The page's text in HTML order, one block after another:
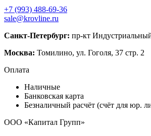
+7 (993) 488-69-36
sale@krovline.ru
Санкт-Петербург: пр-кт
Москва: Томилино, ул. Гоголя, 37 стр. 2
Оплата
Наличные
Банковская карта
Безналичный расчёт (счёт для юр.
ООО «Капитал Групп»